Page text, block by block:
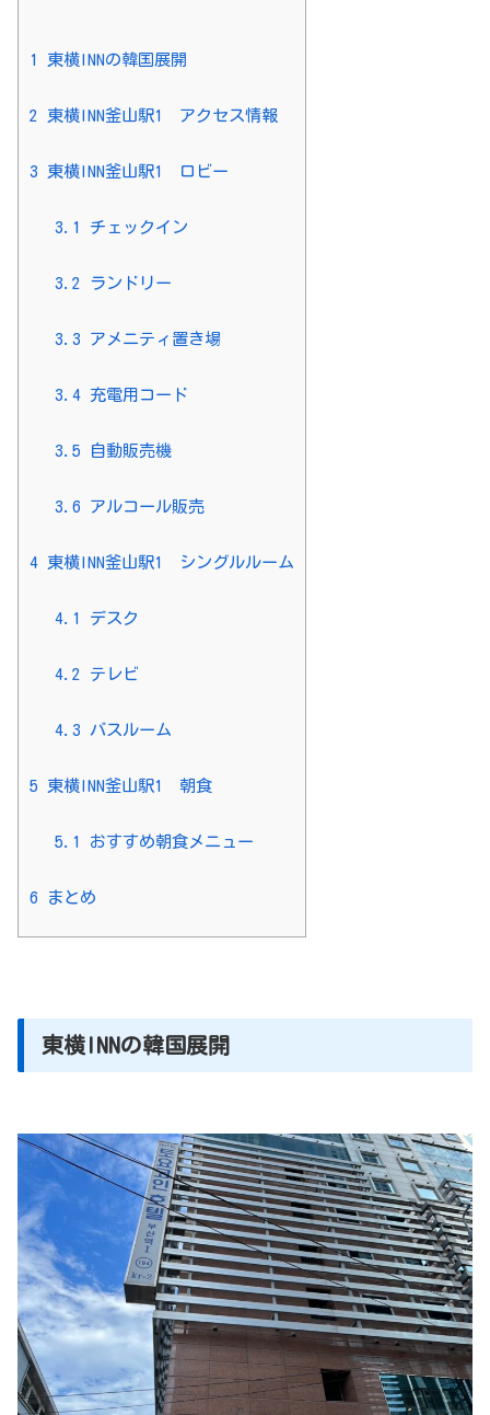
1 東横INNの韓国展開
2 東横INN釜山駅1 アクセス情報
3 東横INN釜山駅1 ロビー
3.1 チェックイン
3.2 ランドリー
3.3 アメニティ置き場
3.4充電用コード
3.5 自動販売機
3.6 アルコール販売
4 東横INN釜山駅1 シングルルーム
4.1 デスク
4.2 テレビ
4.3 バスルーム
5 東横INN釜山駅1 朝食
5.1 おすすめ朝食メニュー
6 まとめ
東横INNの韓国展開